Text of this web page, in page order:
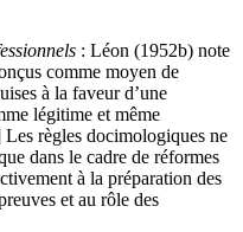
: Léon (1952b) note
comme moyen de
à la faveur d’une
légitime et même
règles docimologiques ne
dans le cadre de réformes
à la préparation des
et au rôle des